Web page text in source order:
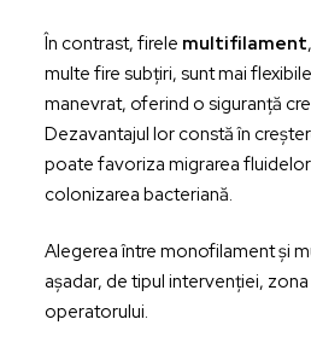
În contrast, firele multifilament
multe fire subțiri, sunt mai
manevrat, oferind o siguranță
Dezavantajul lor constă în
poate favoriza migrarea
colonizarea bacteriană.
Alegerea între monofilament și
așadar, de tipul intervenției,
operatorului.